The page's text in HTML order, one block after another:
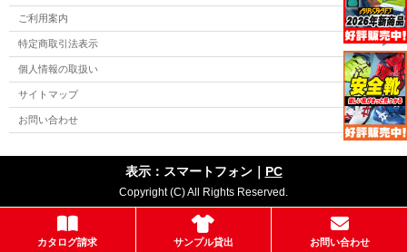
カタログ請求 サンプル貸出 お問い合わせ
ご利用案内
特定商取引法表示
個人情報の取扱い
サイトマップ
お問い合わせ
表示：スマートフォン｜ PC
Copyright (C) All Rights Reserved.